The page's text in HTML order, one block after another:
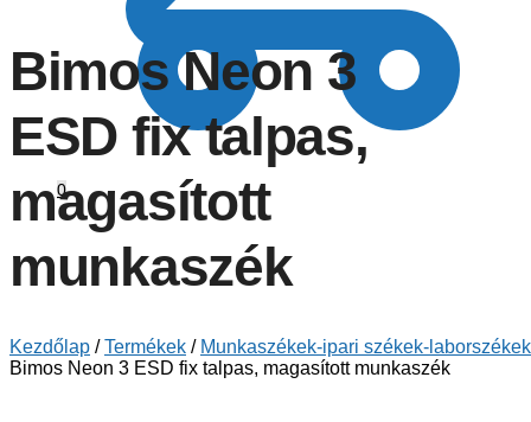
0
Bimos Neon 3
ESD fix talpas,
magasított
munkaszék
Kezdőlap /Termékek / Munkaszékek-ipari székek-laborszékek
Bimos Neon 3 ESD fix talpas, magasított munkaszék